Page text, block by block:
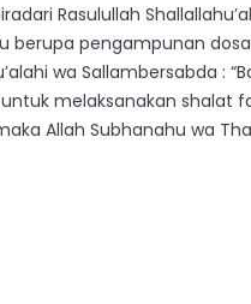
Rasulullah
pengampunan
wa Sallambersabda :
melaksanakan shalat
Allah Subhanahu wa